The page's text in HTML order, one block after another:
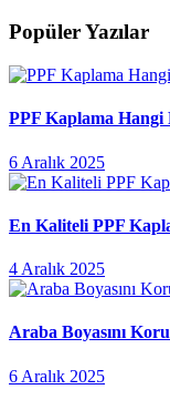
Popüler Yazılar
PPF Kaplama Hangi
6 Aralık 2025
En Kaliteli PPF
4 Aralık 2025
Araba Boyasını
6 Aralık 2025